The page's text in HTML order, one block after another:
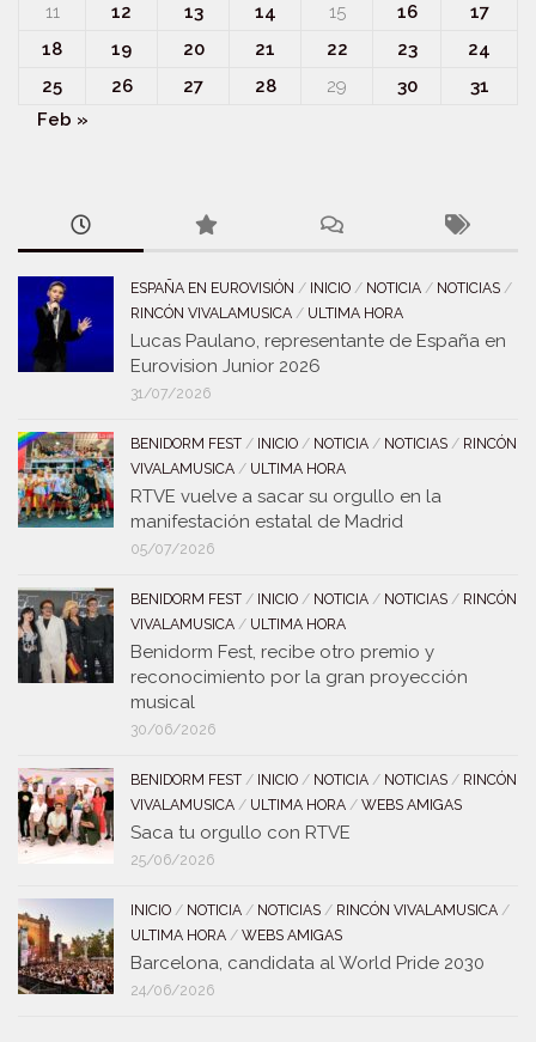
11
12 13 14 15 16
17
18
19 20 21 22 23
24
25
26 27 28 29 30
31
Feb »
ESPAÑA EN EUROVISIÓN / INICIO / NOTICIA / NOTICIAS /
RINCÓN VIVALAMUSICA / ULTIMA HORA
Lucas Paulano, representante de España en
Eurovision Junior 2026
31/07/2026
BENIDORM FEST / INICIO / NOTICIA / NOTICIAS / RINCÓN
VIVALAMUSICA / ULTIMA HORA
RTVE vuelve a sacar su orgullo en la
manifestación estatal de Madrid
05/07/2026
BENIDORM FEST / INICIO / NOTICIA / NOTICIAS / RINCÓN
VIVALAMUSICA / ULTIMA HORA
Benidorm Fest, recibe otro premio y
reconocimiento por la gran proyección
musical
30/06/2026
BENIDORM FEST / INICIO / NOTICIA / NOTICIAS / RINCÓN
VIVALAMUSICA / ULTIMA HORA / WEBS AMIGAS
Saca tu orgullo con RTVE
25/06/2026
INICIO / NOTICIA / NOTICIAS / RINCÓN VIVALAMUSICA /
ULTIMA HORA / WEBS AMIGAS
Barcelona, candidata al World Pride 2030
24/06/2026